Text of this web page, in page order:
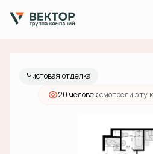
3-комнатная
Ипотекаот 65 216 руб./мес.
Чистовая отделка
20 человексмотрели эту